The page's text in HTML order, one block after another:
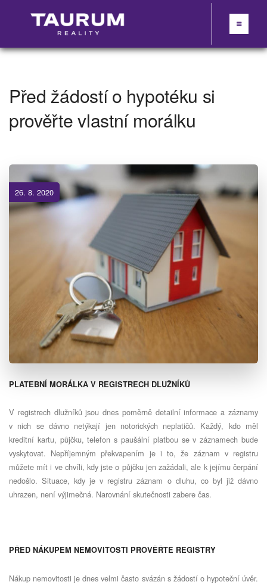
Před žádostí o hypotéku si
prověřte vlastní morálku
26. 8. 2020
PLATEBNÍ MORÁLKA V REGISTRECH DLUŽNÍKŮ
V registrech dlužníků jsou dnes poměrně detailní informace a záznamy
v nich se dávno netýkají jen notorických neplatičů. Každý, kdo měl
kreditní kartu, půjčku, telefon s paušální platbou se v záznamech bude
vyskytovat. Nepříjemným překvapením je i to, že záznam v registru
můžete mít i ve chvíli, kdy jste o půjčku jen zažádali, ale k jejímu čerpání
nedošlo. Situace, kdy je v registru záznam o dluhu, co byl již dávno
uhrazen, není výjimečná. Narovnání skutečnosti zabere čas.
PŘED NÁKUPEM NEMOVITOSTI PROVĚŘTE REGISTRY
Nákup nemovitosti je dnes velmi často svázán s žádostí o hypoteční úvěr.